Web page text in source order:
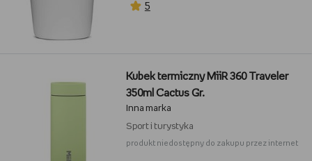
5
Kubek termiczny MiiR 360 Traveler
350ml Cactus Gr.
Inna marka
Sport i turystyka
produkt niedostępny do zakupu przez internet